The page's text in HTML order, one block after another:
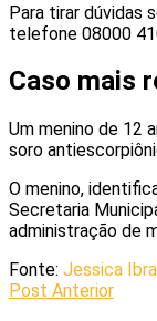
Para tirar dúvidas
telefone 08000
Caso mais
Um menino de 12
soro
O menino,
Secretaria
administração de
Fonte: Jessica
Post Anterior